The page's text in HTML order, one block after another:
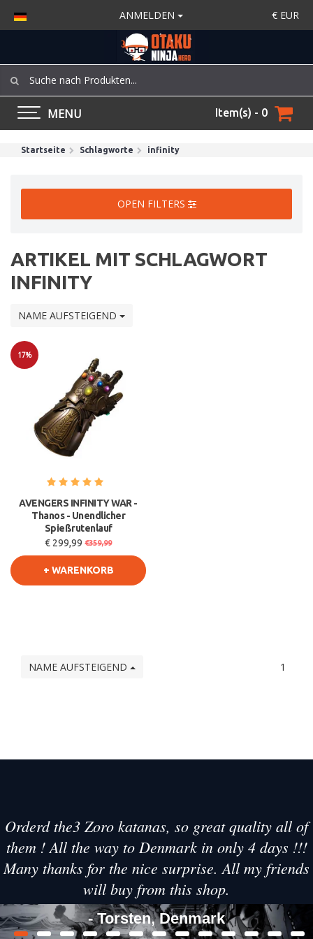
ANMELDEN € EUR
MENU Item(s) - 0
Startseite Schlagworte infinity
OPEN FILTERS
ARTIKEL MIT SCHLAGWORT
INFINITY
NAME AUFSTEIGEND
17%
AVENGERS INFINITY WAR -
Thanos - Unendlicher
Spießrutenlauf
€ 299,99 €359,99
+ WARENKORB
NAME AUFSTEIGEND 1
Orderd the3 Zoro katanas, so great quality all of
them ! All the way to Denmark in only 4 days !!!
Many thanks for the nice surprise. All my friends
will buy from this shop.
- Torsten, Denmark